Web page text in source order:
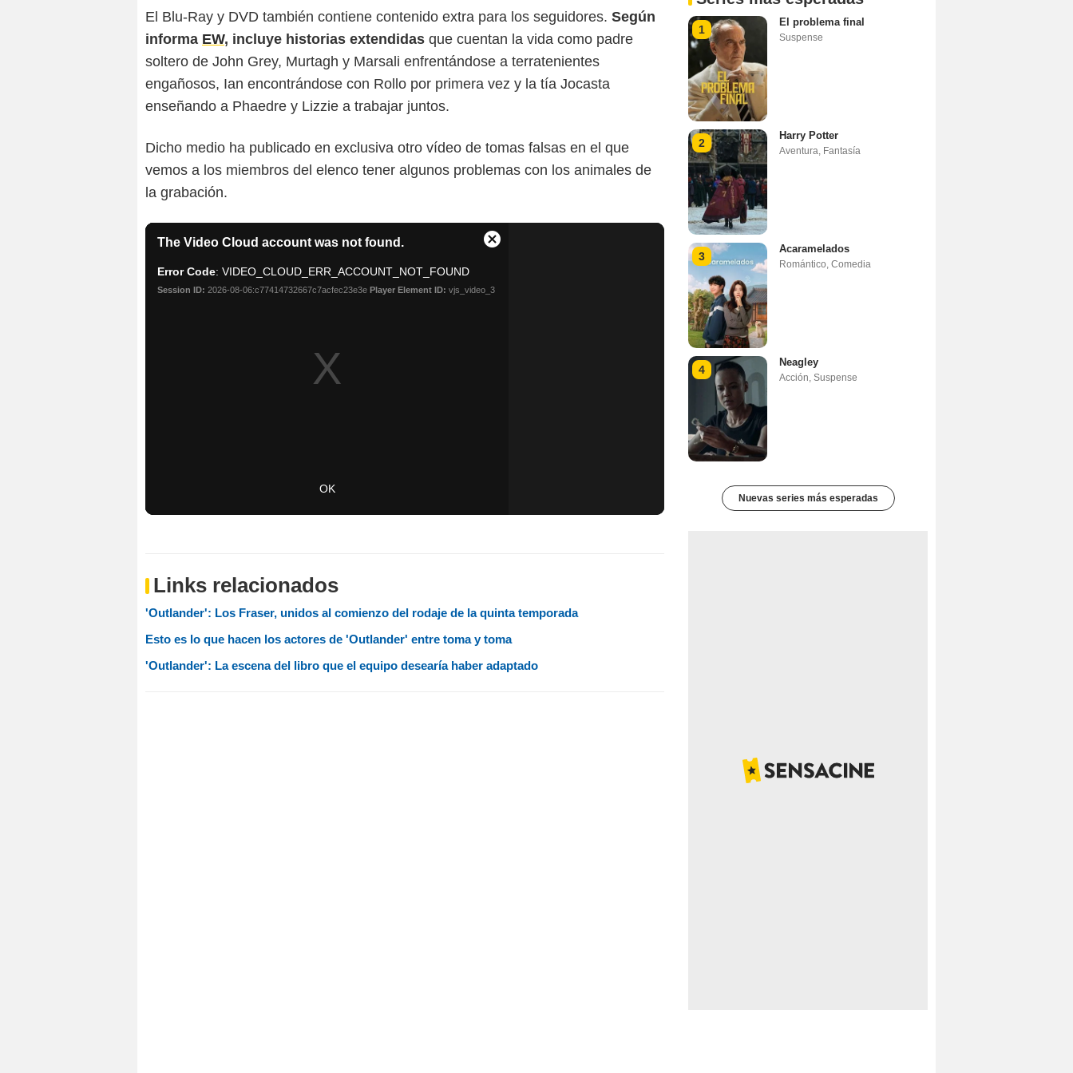
El Blu-Ray y DVD también contiene contenido extra para los seguidores. Según
informa EW, incluye historias extendidas que cuentan la vida como padre
soltero de John Grey, Murtagh y Marsali enfrentándose a terratenientes
engañosos, Ian encontrándose con Rollo por primera vez y la tía Jocasta
enseñando a Phaedre y Lizzie a trabajar juntos.
Dicho medio ha publicado en exclusiva otro vídeo de tomas falsas en el que
vemos a los miembros del elenco tener algunos problemas con los animales de
la grabación.
Links relacionados
'Outlander': Los Fraser, unidos al comienzo del rodaje de la quinta temporada
Esto es lo que hacen los actores de 'Outlander' entre toma y toma
'Outlander': La escena del libro que el equipo desearía haber adaptado
1
El problema final
Suspense
2
Harry Potter
Aventura Fantasía
3
Acaramelados
Romántico Comedia
4
Neagley
Acción Suspense
Nuevas series más esperadas